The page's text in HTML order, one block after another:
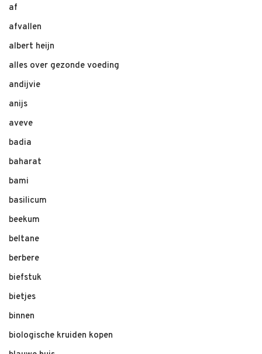
af
afvallen
albert heijn
alles over gezonde voeding
andijvie
anijs
aveve
badia
baharat
bami
basilicum
beekum
beltane
berbere
biefstuk
bietjes
binnen
biologische kruiden kopen